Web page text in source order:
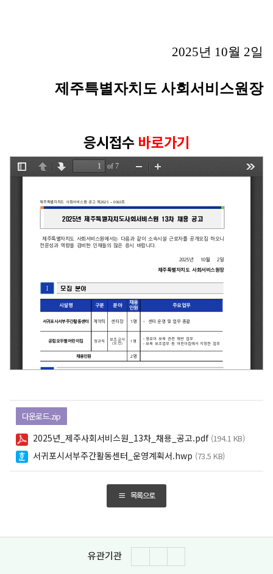
2025년 10월 2일
제주특별자치도 사회서비스원장
응시접수 바로가기
다운로드.zip
2025년_제주사회서비스원_13차_채용_공고.pdf (194.1 KB)
서귀포시서부주간활동센터_운영계획서.hwp (73.5 KB)
목록으로
유관기관